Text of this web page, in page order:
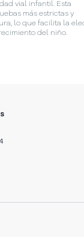
vial infantil. Esta
más estrictas y
lo que facilita la
del niño.